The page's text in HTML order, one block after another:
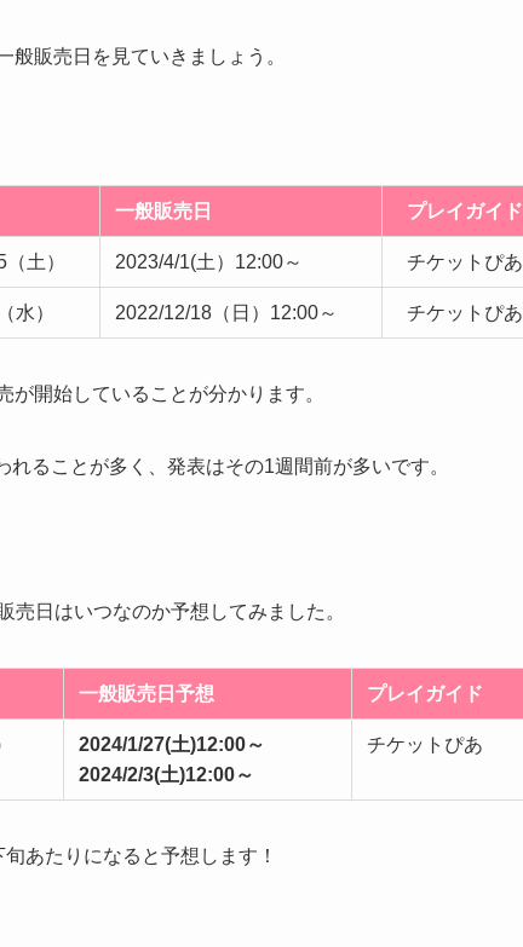
般販売日を見ていきましょう。
一般販売日 プレイガイド
土） 2023/4/1(土）12:00～ チケットぴあ
水） 2022/12/18（日）12:00～ チケットぴあ
が開始していることが分かります。
れることが多く、発表はその1週間前が多いです。
売日はいつなのか予想してみました。
一般販売日 予想 プレイガイド
2024/1/27(土)12:00～
2024/2/3(土)12:00～
チケットぴあ
旬あたりになると予想します！